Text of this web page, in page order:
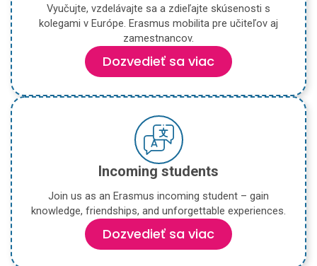
Vyučujte, vzdelávajte sa a zdieľajte skúsenosti s
kolegami v Európe. Erasmus mobilita pre učiteľov aj
zamestnancov.
Dozvedieť sa viac
Incoming students
Join us as an Erasmus incoming student – gain
knowledge, friendships, and unforgettable experiences.
Dozvedieť sa viac